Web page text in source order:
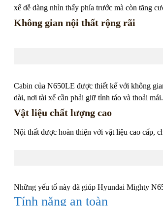
xế dễ dàng nhìn thấy phía trước mà còn tăng
Không gian nội thất rộng rãi
Cabin của N650LE được thiết kế với không
dài, nơi tài xế cần phải giữ tỉnh táo và thoải mái.
Vật liệu chất lượng cao
Nội thất được hoàn thiện với vật liệu cao cấp,
Những yếu tố này đã giúp Hyundai Mighty
Tính năng an toàn